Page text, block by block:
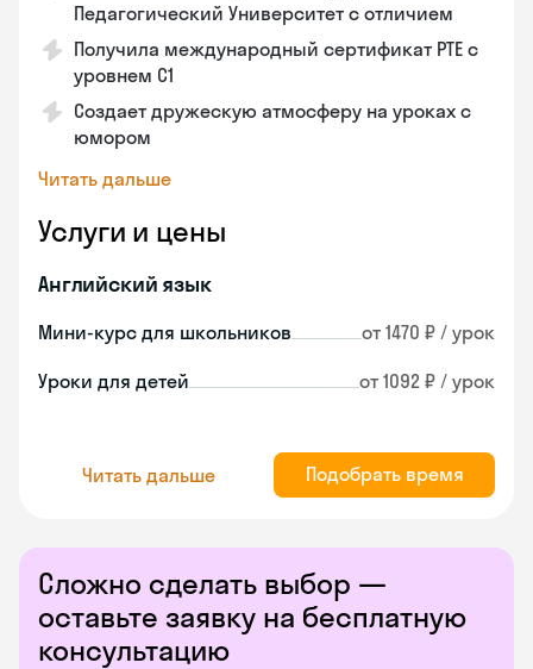
Педагогический Университет с отличием
Получила международный сертификат PTE с
уровнем C1
Создает дружескую атмосферу на уроках с
юмором
Читать дальше
Услуги и цены
Английский язык
Мини-курс для школьников от 1470 ₽ / урок
Уроки для детей от 1092 ₽ / урок
Читать дальше Подобрать время
Сложно сделать выбор —
оставьте заявку на бесплатную
консультацию